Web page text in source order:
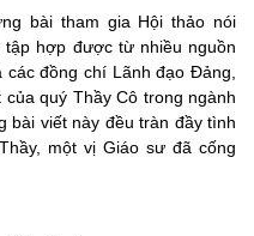
bài tham gia Hội thảo nói
hợp được từ nhiều nguồn
đồng chí Lãnh đạo Đảng,
quý Thầy Cô trong ngành
bài viết này đều tràn đầy tình
một vị Giáo sư đã cống